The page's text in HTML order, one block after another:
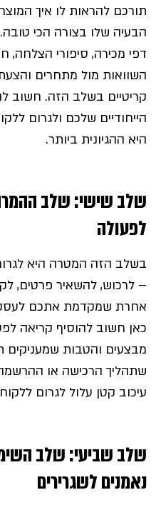
תורכם להראות לו איך
הבעיה שלו בצורה הכי טובה.
דפי מכירה, סיפורי הצלחה,
השוואות מול מתחרים
קריטיים בשלב הזה. חשוב
הייחודיים שלכם ולגרום
היא ההגיונית ביותר.
שלב שישי: שלב
לפעולה
בשלב הזה המטרה היא
– לרכוש, להשאיר פרטים,
אחרת שמקדמת אתכם
כאן חשוב להוסיף קריאה
מבצעים והטבות שמעניקים
שתהליך הרכישה או ההרשמה
עיכוב קטן עלול לגרום
שלב שביעי: שלב
נאמנים לשגרירים